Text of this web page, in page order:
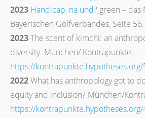
2023 Handicap, na und? green – das
Bayerischen Golfverbandes, Seite 56.
2023The scent of kimchi: an
diversity. München/ Kontrapunkte.
https://kontrapunkte.hypotheses.org/
2022What has anthropology got to
equity and inclusion? München/
https://kontrapunkte.hypotheses.org/